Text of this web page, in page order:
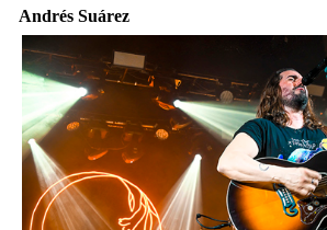
Andrés Suárez